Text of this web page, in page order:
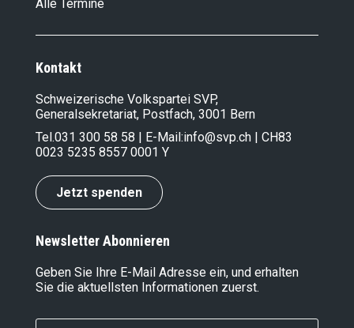
Alle Termine
Kontakt
Schweizerische Volkspartei SVP,
Generalsekretariat, Postfach, 3001 Bern
Tel.031 300 58 58 | E-Mail:info@svp.ch | CH83
0023 5235 8557 0001 Y
Jetzt spenden
Newsletter Abonnieren
Geben Sie Ihre E-Mail Adresse ein, und erhalten
Sie die aktuellsten Informationen zuerst.